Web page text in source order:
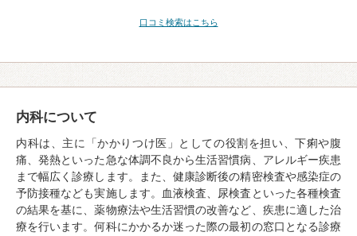
口コミ検索はこちら
内科について
内科は、主に「かかりつけ医」としての役割を担い、下痢や腹
痛、発熱といった急な体調不良から生活習慣病、アレルギー疾患
まで幅広く診療します。また、健康診断後の精密検査や感染症の
予防接種なども実施します。血液検査、尿検査といった各種検査
の結果を基に、薬物療法や生活習慣の改善など、疾患に適した治
療を行います。何科にかかるか迷った際の最初の窓口となる診療